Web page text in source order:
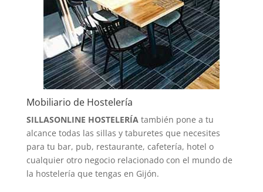
Mobiliario de Hostelería
SILLASONLINE HOSTELERÍAtambién pone a tu
alcance todas las sillas y taburetes que necesites
para tu bar, pub, restaurante, cafetería, hotel o
cualquier otro negocio relacionado con el mundo de
la hostelería que tengas en Gijón.